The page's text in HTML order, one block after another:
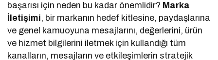
başarısı için neden bu kadar önemlidir? Marka
İletişimi, bir markanın hedef kitlesine, paydaşlarına
ve genel kamuoyuna mesajlarını, değerlerini, ürün
ve hizmet bilgilerini iletmek için kullandığı tüm
kanalların, mesajların ve etkileşimlerin stratejik